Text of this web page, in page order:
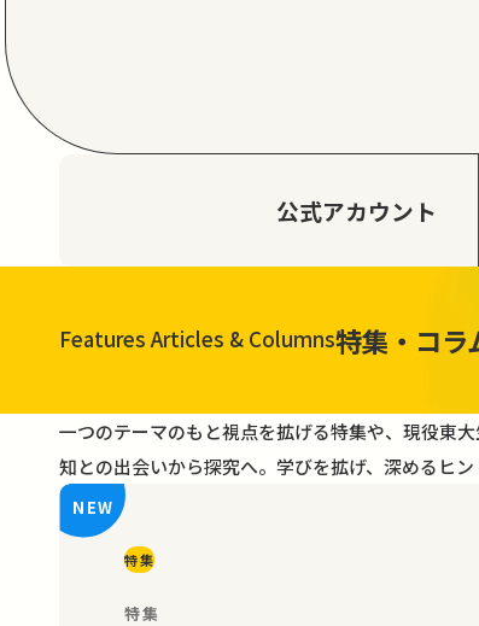
公式アカウント
Features Articles & Columns特集・コラ
一覧を見る
一つのテーマのもと視点を拡げる特集や、現役東大
知との出会いから探究へ。学びを拡げ、深めるヒン
特集
特集